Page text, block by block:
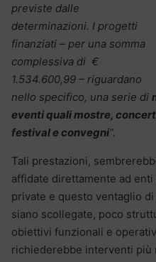
previste dalle
determinazioni. I progetti
finanziati – per una somma
complessiva di €
1.534.600,99 – riguardano
nello specifico, una serie di
eventi quali mostre,
festival e convegni“.
Tali prestazioni,
affidate direttamente ad
private e questo ventaglio
siano scollegate, poco
obiettivi funzionali e
richiederebbe interventi più